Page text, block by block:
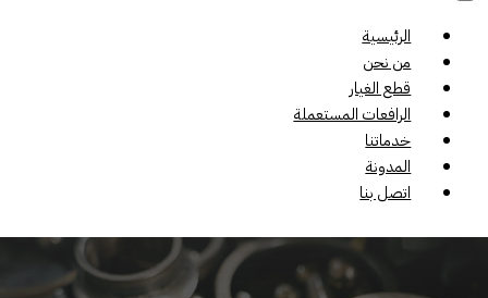
الرئيسية
من نحن
قطع الغيار
الرافعات المستعملة
خدماتنا
المدونة
اتصل بنا